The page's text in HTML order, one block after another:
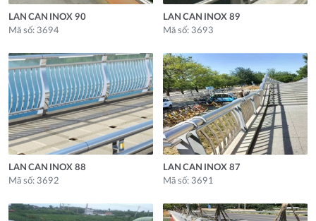
LAN CAN INOX 90
Mã số: 3694
LAN CAN INOX 89
Mã số: 3693
LAN CAN INOX 88
Mã số: 3692
LAN CAN INOX 87
Mã số: 3691